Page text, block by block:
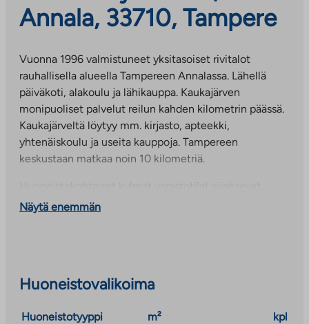
Annala, 33710, Tampere
Vuonna 1996 valmistuneet yksitasoiset rivitalot
rauhallisella alueella Tampereen Annalassa. Lähellä
päiväkoti, alakoulu ja lähikauppa. Kaukajärven
monipuoliset palvelut reilun kahden kilometrin päässä.
Kaukajärveltä löytyy mm. kirjasto, apteekki,
yhtenäiskoulu ja useita kauppoja. Tampereen
keskustaan matkaa noin 10 kilometriä.
asuntojen edessä ja ulkoiluvälinevarasto
Näytä enemmän
Huoneistovalikoima
Huoneistotyyppi m²
kpl